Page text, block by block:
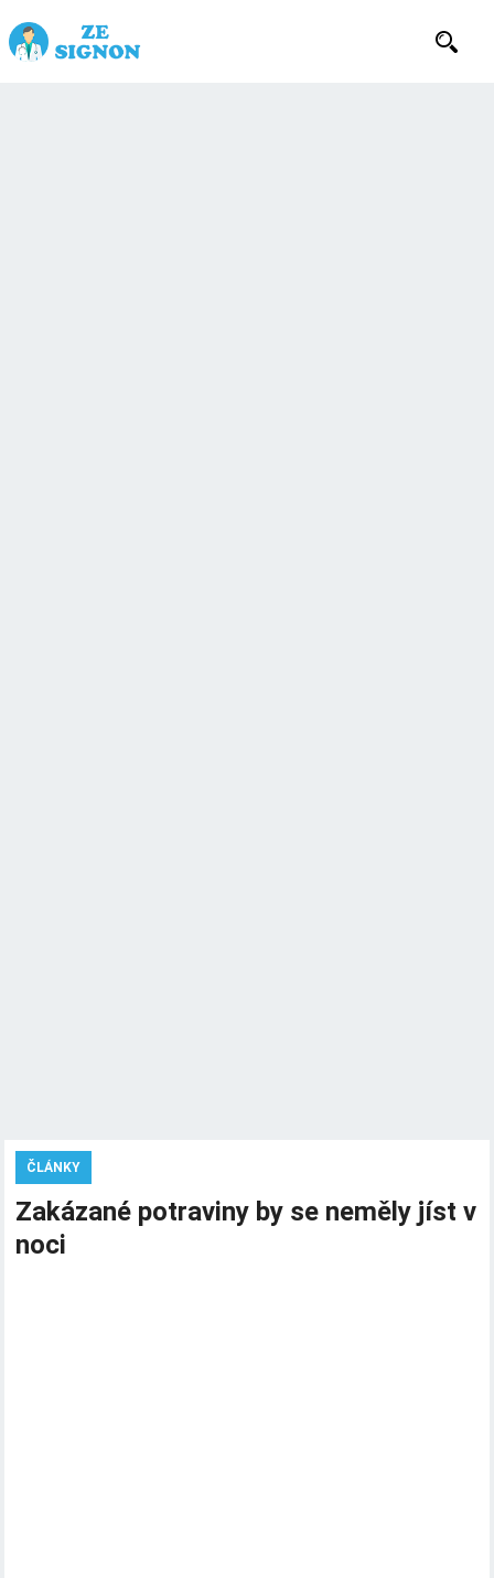
ČLÁNKY
Zakázané potraviny by se neměly jíst v
noci